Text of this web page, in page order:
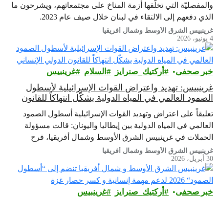
والمفصليّة التي تخلّفها أزمة المناخ على مجتمعاتهم، ويشرحون ما
الذي دفعهم إلى الالتقاء في لبنان خلال صيف عام 2023.
غرينبيس الشرق الأوسط وشمال أفريقيا
4 يونيو، 2026
خبر صحفى أركتيك_صنرايز السلام غرينبيس‎
غرينبيس: تهديد واعتراض القوات الإسرائيلية لأسطول
الصمود العالمي في المياه الدولية يشكّل انتهاكاً للقانون
الدولي الإنساني
تعليقاً على اعتراض وتهديد القوات الإسرائيلية أسطول الصمود
العالمي في المياه الدولية بين إيطاليا واليونان: قالت مسؤولة
الحملات في غرينبيس الشرق الأوسط وشمال أفريقيا، فرح
الحطاب، من على متن سفينة…
غرينبيس الشرق الأوسط وشمال أفريقيا
30 أبريل، 2026
خبر صحفى أركتيك_صنرايز غرينبيس‎